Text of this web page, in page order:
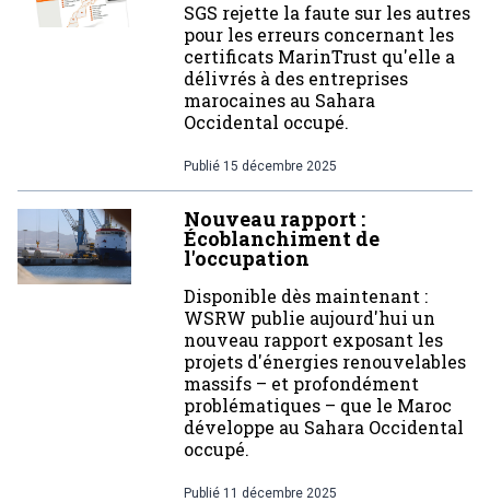
SGS rejette la faute sur les autres
pour les erreurs concernant les
certificats MarinTrust qu'elle a
délivrés à des entreprises
marocaines au Sahara
Occidental occupé.
Publié 15 décembre 2025
Nouveau rapport :
Écoblanchiment de
l'occupation
Disponible dès maintenant :
WSRW publie aujourd'hui un
nouveau rapport exposant les
projets d'énergies renouvelables
massifs – et profondément
problématiques – que le Maroc
développe au Sahara Occidental
occupé.
Publié 11 décembre 2025